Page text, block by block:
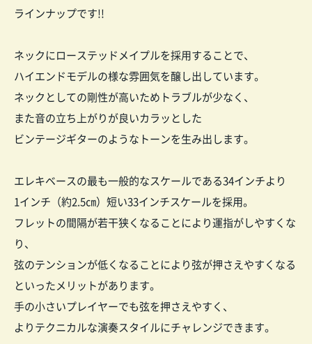
ラインナップです!!
ネックにローステッドメイプルを採用することで、
ハイエンドモデルの様な雰囲気を醸し出しています。
ネックとしての剛性が高いためトラブルが少なく、
また音の立ち上がりが良いカラッとした
ビンテージギターのようなトーンを生み出します。
エレキベースの最も一般的なスケールである34インチより
1インチ（約2.5㎝）短い33インチスケールを採用。
フレットの間隔が若干狭くなることにより運指がしやすくな
り、
弦のテンションが低くなることにより弦が押さえやすくなる
といったメリットがあります。
手の小さいプレイヤーでも弦を押さえやすく、
よりテクニカルな演奏スタイルにチャレンジできます。